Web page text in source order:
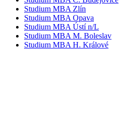
Studium MBA Zlín
Studium MBA Opava
Studium MBA Ústí n/L
Studium MBA M. Boleslav
Studium MBA H. Králové